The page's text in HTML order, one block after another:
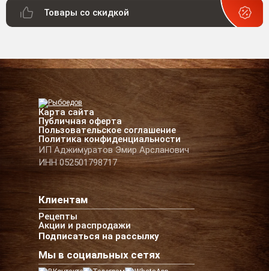
Товары со скидкой
Карта сайта
Публичная оферта
Пользовательское соглашение
Политика конфиденциальности
ИП Аджимуратов Эмир Арсланович
ИНН 052501798717
Клиентам
Рецепты
Акции и распродажи
Подписаться на рассылку
Мы в социальных сетях